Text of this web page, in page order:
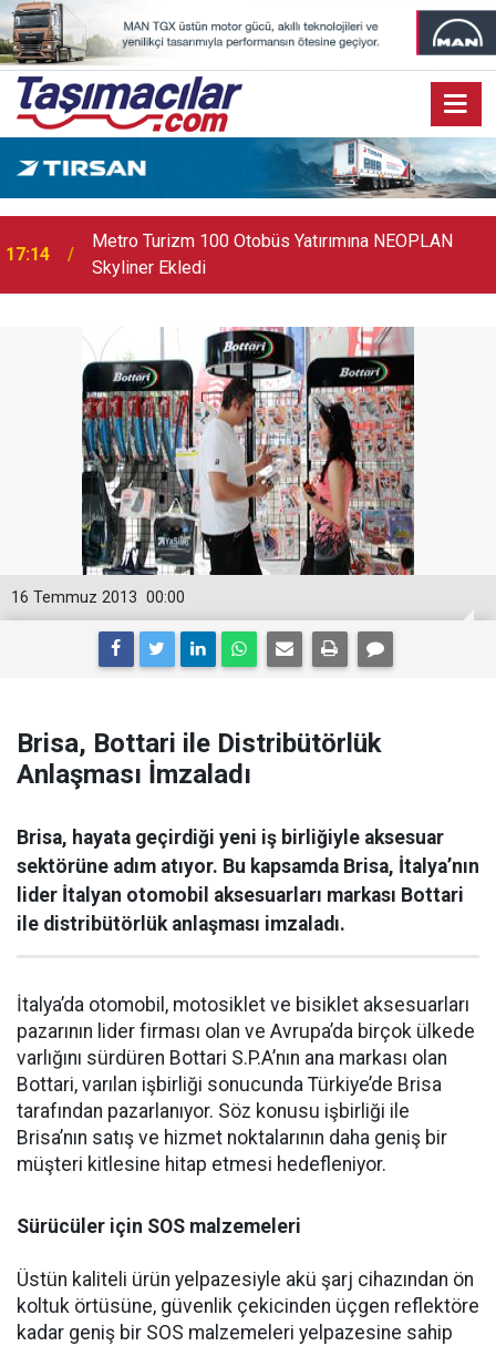
17:07 Audi Q9 Markanın En Büyük SUV Modeli Oldu
00:00
16 Temmuz 2013
Brisa, Bottari ile Distribütörlük
Anlaşması İmzaladı
Brisa, hayata geçirdiği yeni iş birliğiyle aksesuar
sektörüne adım atıyor. Bu kapsamda Brisa, İtalya’nın
lider İtalyan otomobil aksesuarları markası Bottari
ile distribütörlük anlaşması imzaladı.
İtalya’da otomobil, motosiklet ve bisiklet aksesuarları
pazarının lider firması olan ve Avrupa’da birçok ülkede
varlığını sürdüren Bottari S.P.A’nın ana markası olan
Bottari, varılan işbirliği sonucunda Türkiye’de Brisa
tarafından pazarlanıyor. Söz konusu işbirliği ile
Brisa’nın satış ve hizmet noktalarının daha geniş bir
müşteri kitlesine hitap etmesi hedefleniyor.
Sürücüler için SOS malzemeleri
Üstün kaliteli ürün yelpazesiyle akü şarj cihazından ön
koltuk örtüsüne, güvenlik çekicinden üçgen reflektöre
kadar geniş bir SOS malzemeleri yelpazesine sahip